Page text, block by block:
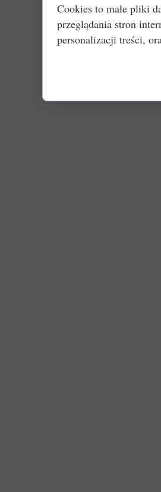
Cookies to małe pliki
przeglądania stron
personalizacji treści,